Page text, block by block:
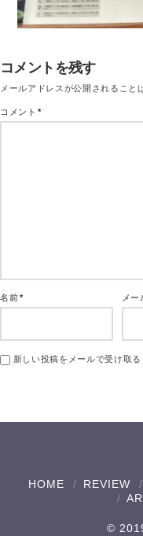
コメントを残す
メールアドレスが公開されること
コメント*
名前* メ
新しい投稿をメールで受け取る
HOME REVIEW
©